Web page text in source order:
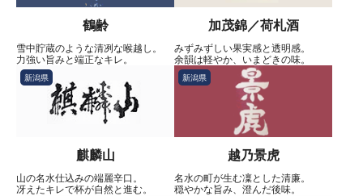
鶴齢
雪中貯蔵のような清冽な喉越し。
力強い旨みと端正なキレ。
加茂錦／荷札酒
みずみずしい果実感と透明感。
余韻は軽やか、いまどきの味。
新潟県
麒麟山
山の名水仕込みの端麗辛口。
冴えたキレで杯が自然と進む。
新潟県
越乃景虎
名水の町が生む凜とした清廉。
穏やかな旨み、澄んだ後味。